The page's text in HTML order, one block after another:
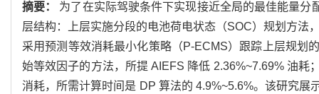
摘要： 为了在实际驾驶条件下实现接近全局的最佳能量
层结构：上层实施分段的电池荷电状态（SOC）规划方法
采用预测等效消耗最小化策略（P-ECMS）跟踪上层规划
始等效因子的方法，所提 AIEFS 降低 2.36%~7.69% 油
消耗，所需计算时间是 DP 算法的 4.9%~5.6%。该研究